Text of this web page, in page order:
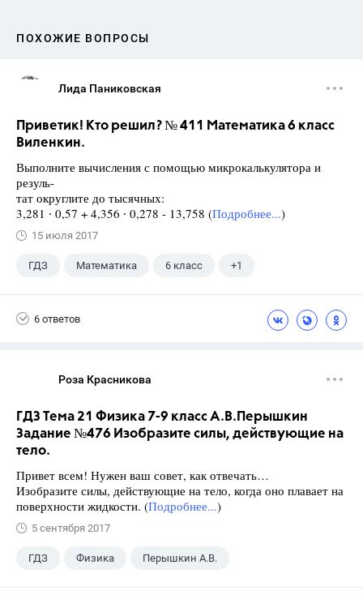
ПОХОЖИЕ ВОПРОСЫ
Лида Паниковская
Приветик! Кто решил? № 411 Математика 6 класс
Виленкин.
Выполните вычисления с помощью микрокалькулятора и
резуль-
тат округлите до тысячных:
3,281 ∙ 0,57 + 4,356 ∙ 0,278 - 13,758 (Подробнее...)
15 июля 2017
ГДЗ Математика 6 класс +1
6 ответов
Роза Красникова
ГДЗ Тема 21 Физика 7-9 класс А.В.Перышкин
Задание №476 Изобразите силы, действующие на
тело.
Привет всем! Нужен ваш совет, как отвечать…
Изобразите силы, действующие на тело, когда оно плавает на
поверхности жидкости. (Подробнее...)
5 сентября 2017
ГДЗ Физика Перышкин А.В.